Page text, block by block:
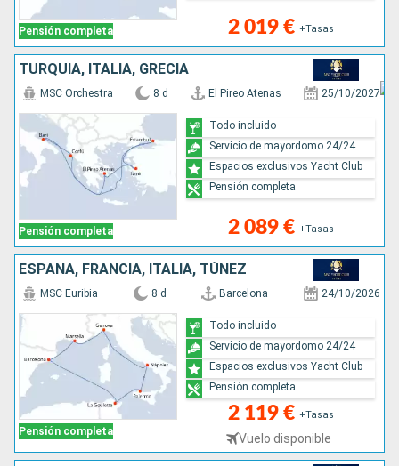
Pensión completa 2 019 € +Tasas
TURQUÍA, ITALIA, GRECIA
Pensión completa
MSC Orchestra 8 d El Pireo Atenas 25/10/2027
2 089 € +Tasas
Todo incluido
Servicio de mayordomo 24/24
Espacios exclusivos Yacht Club
Pensión completa
ESPAÑA, FRANCIA, ITALIA, TÚNEZ
Pensión completa
MSC Euribia 8 d Barcelona 24/10/2026
2 119 € +Tasas
Vuelo disponible
Todo incluido
Servicio de mayordomo 24/24
Espacios exclusivos Yacht Club
Pensión completa